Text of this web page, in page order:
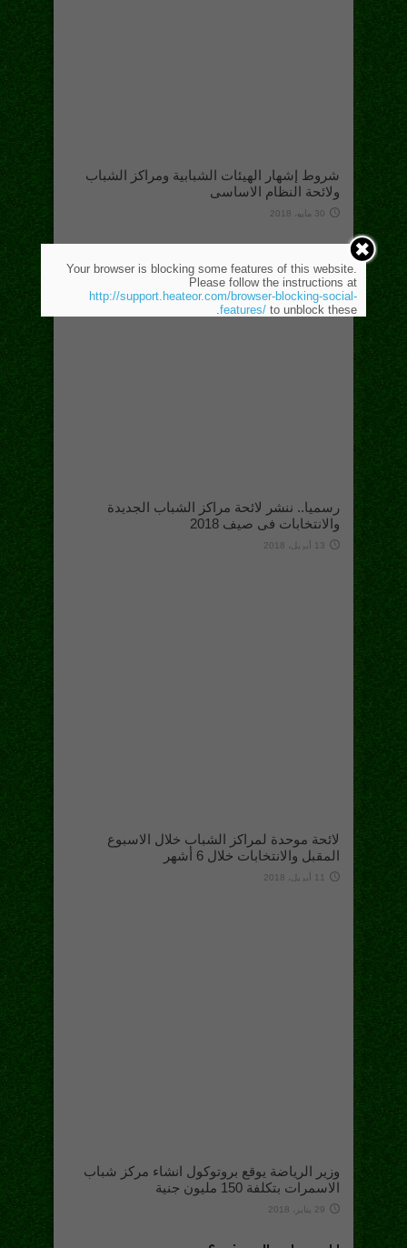
شروط إشهار الهيئات الشبابية ومراكز الشباب
ولائحة النظام الاساسى
30 مايو، 2018
رسميا.. ننشر لائحة مراكز الشباب الجديدة
والانتخابات فى صيف 2018
13 أبريل، 2018
لائحة موحدة لمراكز الشباب خلال الاسبوع
المقبل والانتخابات خلال 6 أشهر
11 أبريل، 2018
وزير الرياضة يوقع بروتوكول انشاء مركز شباب
الاسمرات بتكلفة 150 مليون جنية
29 يناير، 2018
Your browser is blocking some features of this website.
Please follow the instructions at
http://support.heateor.com/browser-blocking-social-
features/ to unblock these.